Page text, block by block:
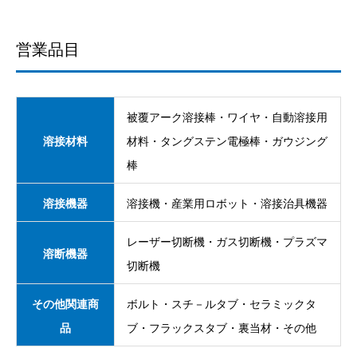
営業品目
溶接材料
被覆アーク溶接棒・ワイヤ・自動溶接用
材料・タングステン電極棒・ガウジング
棒
溶接機器 溶接機・産業用ロボット・溶接治具機器
溶断機器
レーザー切断機・ガス切断機・プラズマ
切断機
その他関連商
品
ボルト・スチ－ルタブ・セラミックタ
ブ・フラックスタブ・裏当材・その他